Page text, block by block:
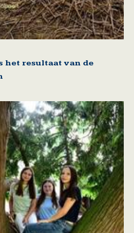
het resultaat van de